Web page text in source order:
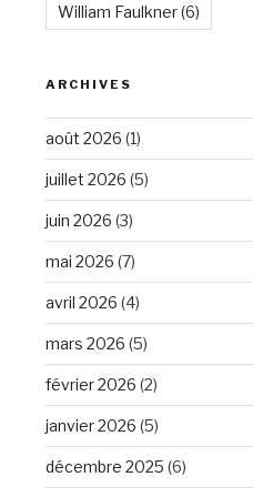
William Faulkner(6)
ARCHIVES
août 2026 (1)
juillet 2026 (5)
juin 2026 (3)
mai 2026 (7)
avril 2026 (4)
mars 2026 (5)
février 2026 (2)
janvier 2026 (5)
décembre 2025 (6)